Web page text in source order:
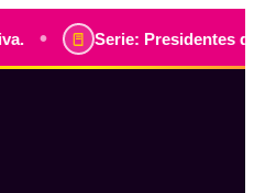
Serie: Presidentes de